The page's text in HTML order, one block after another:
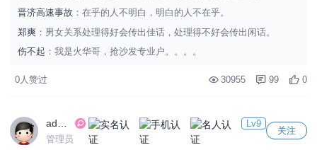
晋济高速事故 ：在乎的人不明白，明白的人不在乎。
郑爽 ：男女关系处理得好会传出佳话，处理得不好会传出闲话。
伤不起 ：我是火华哥，抢沙发专业户。。。。
0人赞过 30955 99 0
Lv9
管理员
关注